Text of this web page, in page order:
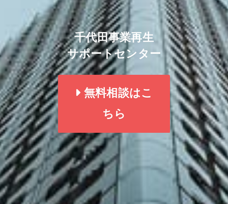
千代田事業再生
サポートセンター
無料相談はこ
ちら